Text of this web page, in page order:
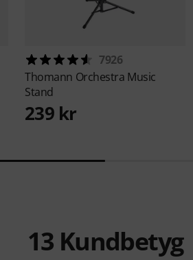
7926
Thomann Orchestra Music
Stand
239 kr
13 Kundbetyg